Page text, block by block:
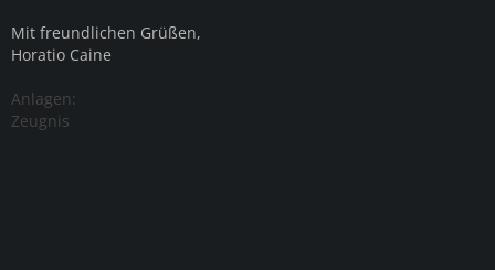
Mit freundlichen Grüßen,
Horatio Caine
Anlagen:
Zeugnis